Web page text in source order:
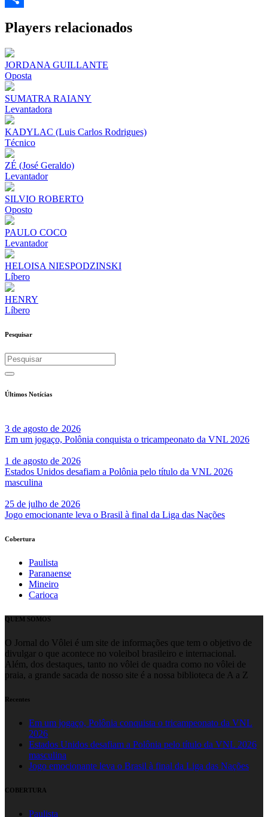
Players relacionados
JORDANA GUILLANTE
Oposta
SUMATRA RAIANY
Levantadora
KADYLAC (Luis Carlos Rodrigues)
Técnico
ZÉ (José Geraldo)
Levantador
SILVIO ROBERTO
Oposto
PAULO COCO
Levantador
HELOISA NIESPODZINSKI
Líbero
HENRY
Líbero
Pesquisar
Últimos Notícias
3 de agosto de 2026
Em um jogaço, Polônia conquista o tricampeonato da VNL 2026
1 de agosto de 2026
Estados Unidos desafiam a Polônia pelo título da VNL 2026
masculina
25 de julho de 2026
Jogo emocionante leva o Brasil à final da Liga das Nações
Cobertura
Paulista
Paranaense
Mineiro
Carioca
QUEM SOMOS
O Jornal do Vôlei é um site de informações que tem o objetivo de
divulgar o que acontece no voleibol brasileiro e internacional.
Além, dos destaques, tanto no vôlei de quadra como no vôlei de
praia, a grande sacada de nosso site é a nossa biblioteca de A a Z
Recentes
Em um jogaço, Polônia conquista o tricampeonato da VNL
2026
Estados Unidos desafiam a Polônia pelo título da VNL 2026
masculina
Jogo emocionante leva o Brasil à final da Liga das Nações
COBERTURA
Paulista